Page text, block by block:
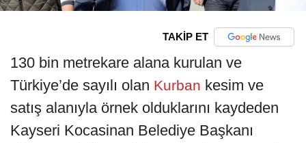
TAKİP ET
130 bin metrekare alana kurulan ve
Türkiye’de sayılı olan Kurban kesim ve
satış alanıyla örnek olduklarını kaydeden
Kayseri Kocasinan Belediye Başkanı